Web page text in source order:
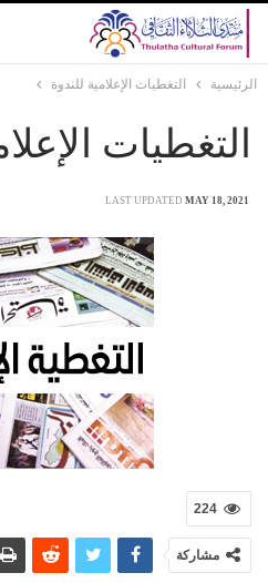
الرئيسية التغطيات الإعلامية للندوة
التغطيات
LAST UPDATED MAY 18, 2021
224
مشاركة